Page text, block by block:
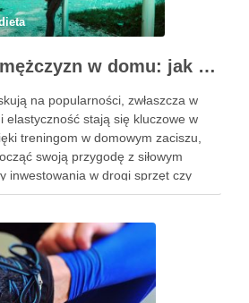
Ćwiczenia dla mężczyzn w domu: jak zacząć i utrzymać motywację
na popularności, zwłaszcza w
elastyczność stają się kluczowe w
treningom w domowym zaciszu,
swoją przygodę z siłowym
inwestowania w drogi sprzęt czy
ćwiczenia, które można